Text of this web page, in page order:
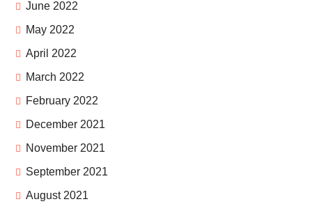
June 2022
May 2022
April 2022
March 2022
February 2022
December 2021
November 2021
September 2021
August 2021